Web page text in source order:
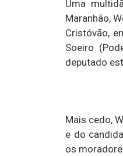
Uma
Maranhão,
Cristóvão,
Soeiro
deputado
Mais cedo,
e do
os